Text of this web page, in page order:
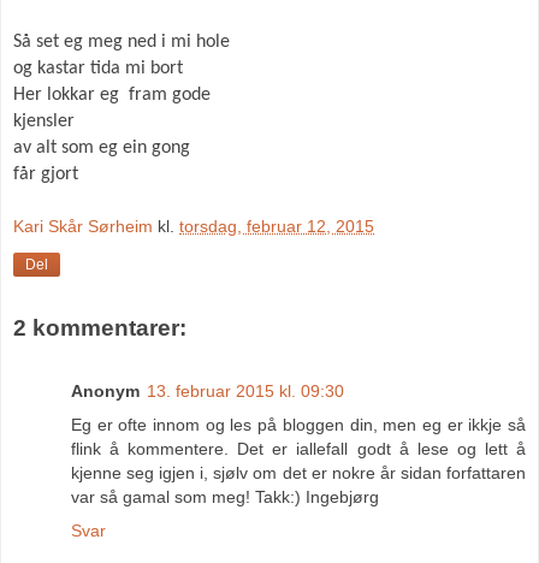
Så set eg meg ned i mi hole
og kastar tida mi bort
Her lokkar eg fram gode
kjensler
av alt som eg ein gong
får gjort
Kari Skår Sørheim kl. torsdag, februar 12, 2015
Del
2 kommentarer:
Anonym 13. februar 2015 kl. 09:30
Eg er ofte innom og les på bloggen din, men eg er ikkje så
flink å kommentere. Det er iallefall godt å lese og lett å
kjenne seg igjen i, sjølv om det er nokre år sidan forfattaren
var så gamal som meg! Takk:) Ingebjørg
Svar